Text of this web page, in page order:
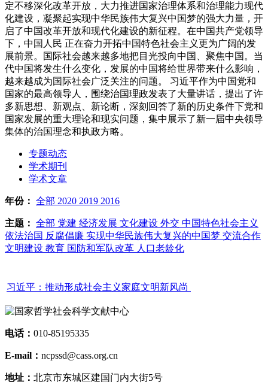
定不移深化改革开放，大力推进国家治理体系和治理能力现代
化建设，凝聚起实现中华民族伟大复兴中国梦的强大力量，开
启了中国改革开放和现代化建设的新征程。在中国共产党领导
下，中国人民 正在奋力开拓中国特色社会主义更为广阔的发
展前景。国际社会越来越多地把目光投向中国、聚焦中国。当
代中国将发生什么变化，发展的中国将给世界带来什么影响，
越来越成为国际社会广泛关注的问题。 习近平作为中国党和
国家的最高领导人，围绕治国理政发表了大量讲话，提出了许
多新思想、新观点、新论断，深刻回答了新的历史条件下党和
国家发展的重大理论和现实问题，集中展示了新一届中央领导
集体的治国理念和执政方略。
专题动态
学术期刊
学术文章
年份： 全部 2020 2019 2016
主题： 全部 党建 经济发展 文化建设 外交 中国特色社会主义
依法治国 反腐倡廉 实现中华民族伟大复兴的中国梦 交流合作
文明建设 教育 国防和军队改革 人口老龄化
习近平：推动形成社会主义家庭文明新风尚
电话： 010-85195335
E-mail： ncpssd@cass.org.cn
地址： 北京市东城区建国门内大街5号